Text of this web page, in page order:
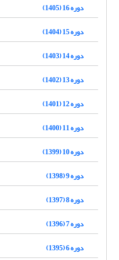
دوره 16 (1405)
دوره 15 (1404)
دوره 14 (1403)
دوره 13 (1402)
دوره 12 (1401)
دوره 11 (1400)
دوره 10 (1399)
دوره 9 (1398)
دوره 8 (1397)
دوره 7 (1396)
دوره 6 (1395)